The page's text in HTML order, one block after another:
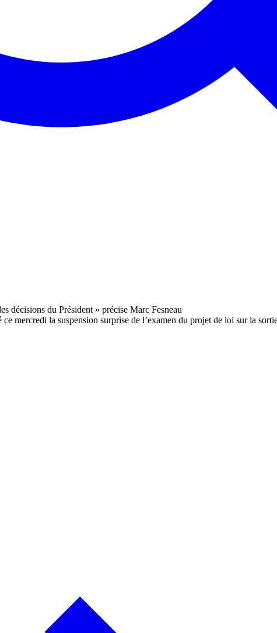
mercredi la suspension surprise de l’examen du projet de loi sur la